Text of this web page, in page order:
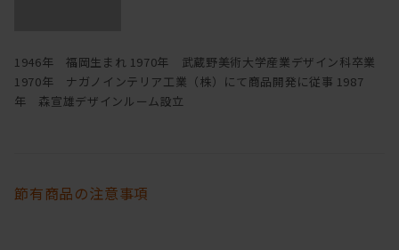
1946年 福岡生まれ 1970年 武蔵野美術大学産業デザイン科卒業
1970年 ナガノインテリア工業（株）にて商品開発に従事 1987
年 森宣雄デザインルーム設立
節有商品の注意事項